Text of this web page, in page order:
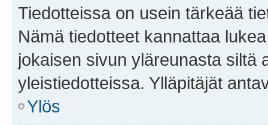
Tiedotteissa on usein tärkeää
Nämä tiedotteet kannattaa
jokaisen sivun yläreunasta siltä
yleistiedotteissa. Ylläpitäjät
Ylös